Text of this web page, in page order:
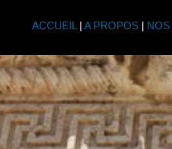
ACCUEIL | A PROPOS|